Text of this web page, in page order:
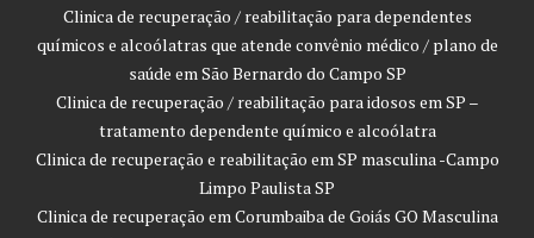
Clinica de recuperação / reabilitação para dependentes
químicos e alcoólatras que atende convênio médico / plano de
saúde em São Bernardo do Campo SP
Clinica de recuperação / reabilitação para idosos em SP –
tratamento dependente químico e alcoólatra
Clinica de recuperação e reabilitação em SP masculina -Campo
Limpo Paulista SP
Clinica de recuperação em Corumbaiba de Goiás GO Masculina